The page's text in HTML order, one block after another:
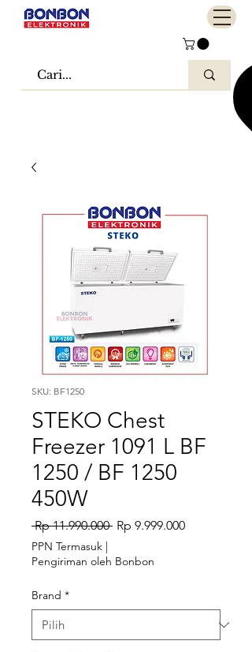
SKU: BF1250
STEKO Chest
Freezer 1091 L BF
1250 / BF 1250
450W
Rp 11.990.000 Harga Reguler
Rp 9.999.000Harga
PPN Termasuk |
Pengiriman oleh Bonbon
Brand *